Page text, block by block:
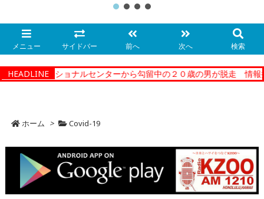
メニュー サイドバー 前へ 次へ 検索
HEADLINE
ィーコレクショナルセンターから勾留中の２０歳の男が脱走 情報提
ホーム > Covid-19